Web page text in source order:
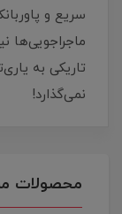
سریع و
ماجراجویی‌ها
تاریکی به
نمی‌گذارد!
محصولات